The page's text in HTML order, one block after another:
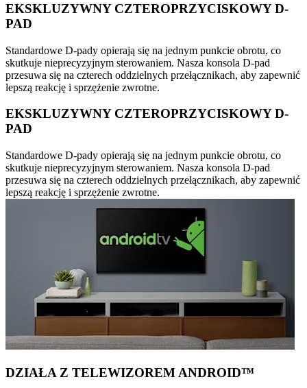
EKSKLUZYWNY CZTEROPRZYCISKOWY D-
PAD
Standardowe D-pady opierają się na jednym punkcie obrotu, co
skutkuje nieprecyzyjnym sterowaniem. Nasza konsola D-pad
przesuwa się na czterech oddzielnych przełącznikach, aby zapewnić
lepszą reakcję i sprzężenie zwrotne.
EKSKLUZYWNY CZTEROPRZYCISKOWY D-
PAD
Standardowe D-pady opierają się na jednym punkcie obrotu, co
skutkuje nieprecyzyjnym sterowaniem. Nasza konsola D-pad
przesuwa się na czterech oddzielnych przełącznikach, aby zapewnić
lepszą reakcję i sprzężenie zwrotne.
DZIAŁA Z TELEWIZOREM ANDROID™